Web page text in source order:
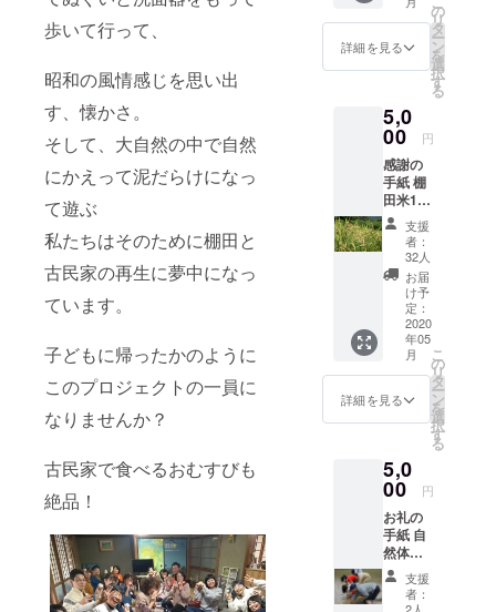
歩いて行って、
昭和の風情感じを思い出
す、懐かさ。
そして、大自然の中で自然
にかえって泥だらけになっ
て遊ぶ
私たちはそのために棚田と
古民家の再生に夢中になっ
ています。
子どもに帰ったかのように
このプロジェクトの一員に
なりませんか？
古民家で食べるおむすびも
絶品！
る。
そして、地
域の方々か
失われてい
ることを伺
2007年5月に
棚田LOVER's
を仲間と結
成。2014年
には夢であ
る棚田で結
婚式を実
現。
農の大切さ
田を未来の
子どもたち
につないで
いくため
そして、大
学や商店街
ます。
※農薬・
化学肥
料使用
なし）
詳細を見る
の
リ
タ
ー
ン
を
選
択
す
る
5,0
00 円
感謝の
手紙 棚
田米1㎏
（応援
への感
謝を込
めて、
感謝を
込めた
棚田米1
㎏をお
届けし
ます。
※農薬・
化学肥
料使用
支援
者：
32人
お届
け予
定：
2020
年05
月
詳細を見る
こ
の
リ
タ
ー
ン
を
選
択
す
る
5,0
00 円
お礼の
手紙 自
然体験
（6月13
日、14
日に実
支援
者：